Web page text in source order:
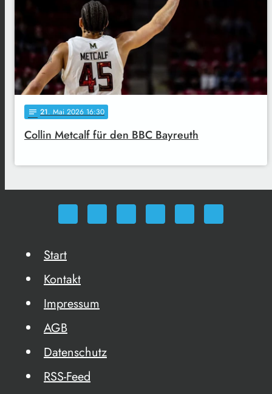
notes 21. Mai 2026 16:30
Collin Metcalf für den BBC Bayreuth
Start
Kontakt
Impressum
AGB
Datenschutz
RSS-Feed